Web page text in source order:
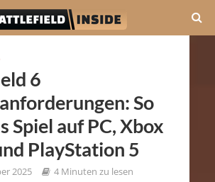
6
So
Spiel auf PC, Xbox
PlayStation 5
2025 4 Minuten zu lesen